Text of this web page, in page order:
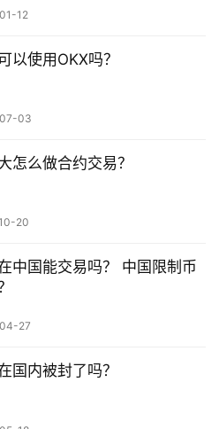
12
以使用OKX吗？
03
怎么做合约交易？
20
中国能交易吗？ 中国限制币
27
国内被封了吗？